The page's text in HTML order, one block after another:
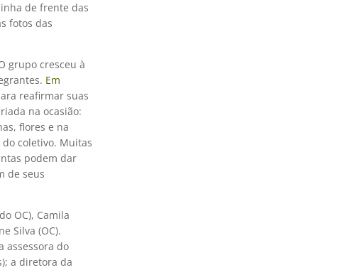
de frente das
fotos das
grupo cresceu à
Em
reafirmar suas
na ocasião:
flores e na
coletivo. Muitas
podem dar
de seus
OC), Camila
Silva (OC).
assessora do
a diretora da